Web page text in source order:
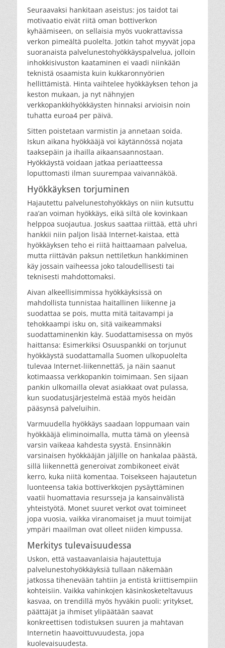
Seuraavaksi hankitaan aseistus: jos taidot tai
motivaatio eivät riitä oman bottiverkon
kyhäämiseen, on sellaisia myös vuokrattavissa
verkon pimeältä puolelta. Jotkin tahot myyvät jopa
suoranaista palvelunestohyökkäyspalvelua, jolloin
inhokkisivuston kaataminen ei vaadi niinkään
teknistä osaamista kuin kukkaronnyörien
hellittämistä. Hinta vaihtelee hyökkäyksen tehon ja
keston mukaan, ja nyt nähnyjen
verkkopankkihyökkäysten hinnaksi arvioisin noin
tuhatta euroa4 per päivä.
Sitten poistetaan varmistin ja annetaan soida.
Iskun aikana hyökkääjä voi käytännössä nojata
taaksepäin ja ihailla aikaansaannostaan.
Hyökkäystä voidaan jatkaa periaatteessa
loputtomasti ilman suurempaa vaivannäköä.
Hyökkäyksen torjuminen
Hajautettu palvelunestohyökkäys on niin kutsuttu
raa’an voiman hyökkäys, eikä siltä ole kovinkaan
helppoa suojautua. Joskus saattaa riittää, että uhri
hankkii niin paljon lisää Internet-kaistaa, että
hyökkäyksen teho ei riitä haittaamaan palvelua,
mutta riittävän paksun nettiletkun hankkiminen
käy jossain vaiheessa joko taloudellisesti tai
teknisesti mahdottomaksi.
Aivan alkeellisimmissa hyökkäyksissä on
mahdollista tunnistaa haitallinen liikenne ja
suodattaa se pois, mutta mitä taitavampi ja
tehokkaampi isku on, sitä vaikeammaksi
suodattaminenkin käy. Suodattamisessa on myös
haittansa: Esimerkiksi Osuuspankki on torjunut
hyökkäystä suodattamalla Suomen ulkopuolelta
tulevaa Internet-liikennettä5, ja näin saanut
kotimaassa verkkopankin toimimaan. Sen sijaan
pankin ulkomailla olevat asiakkaat ovat pulassa,
kun suodatusjärjestelmä estää myös heidän
pääsynsä palveluihin.
Varmuudella hyökkäys saadaan loppumaan vain
hyökkääjä eliminoimalla, mutta tämä on yleensä
varsin vaikeaa kahdesta syystä. Ensinnäkin
varsinaisen hyökkääjän jäljille on hankalaa päästä,
sillä liikennettä generoivat zombikoneet eivät
kerro, kuka niitä komentaa. Toisekseen hajautetun
luonteensa takia bottiverkkojen pysäyttäminen
vaatii huomattavia resursseja ja kansainvälistä
yhteistyötä. Monet suuret verkot ovat toimineet
jopa vuosia, vaikka viranomaiset ja muut toimijat
ympäri maailman ovat olleet niiden kimpussa.
Merkitys tulevaisuudessa
Uskon, että vastaavanlaisia hajautettuja
palvelunestohyökkäyksiä tullaan näkemään
jatkossa tihenevään tahtiin ja entistä kriittisempiin
kohteisiin. Vaikka vahinkojen käsinkosketeltavuus
kasvaa, on trendillä myös hyväkin puoli: yritykset,
päättäjät ja ihmiset ylipäätään saavat
konkreettisen todistuksen suuren ja mahtavan
Internetin haavoittuvuudesta, jopa
kuolevaisuudesta.